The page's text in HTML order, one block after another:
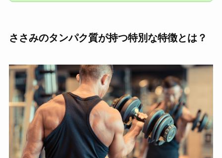
ささみのタンパク質が持つ特別な特徴とは？